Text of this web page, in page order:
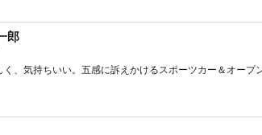
郎
く、気持ちいい。五感に訴えかけるスポーツカー＆オープ